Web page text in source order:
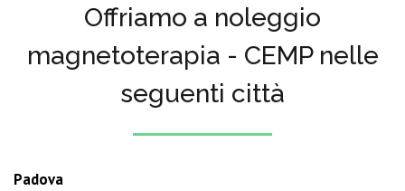
Offriamo a noleggio
magnetoterapia - CEMP nelle
seguenti città
Padova